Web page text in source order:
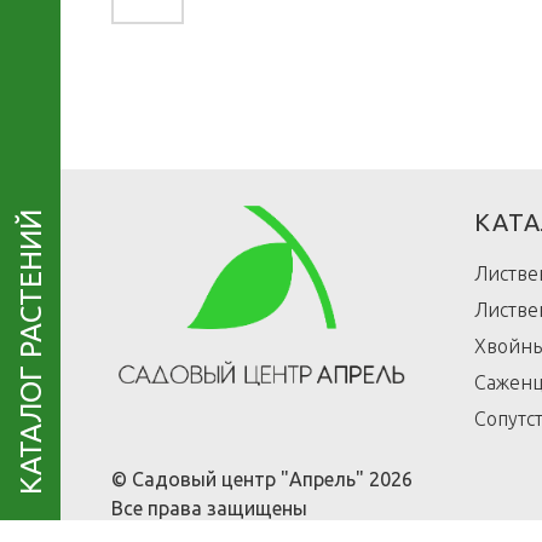
КАТАЛОГ РАСТЕНИЙ
© Садовый центр "Апрель" 2026
Все права защищены